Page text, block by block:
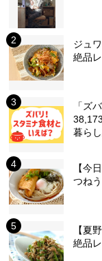
ジュ
絶品
「ズ
暮ら
【今
つねう
【夏
絶品